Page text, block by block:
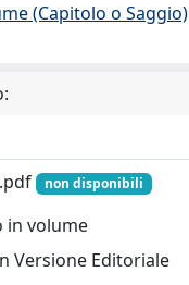
(Capitolo o Saggio)
non disponibili
in volume
Versione Editoriale